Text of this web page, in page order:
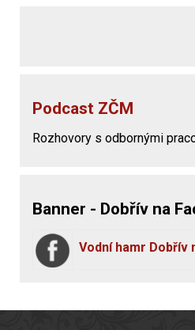
Podcast ZČM
Rozhovory s odbornými
Banner - Dobřív na
Vodní hamr Dobřív